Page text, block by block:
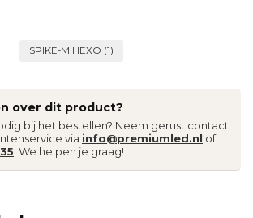
SPIKE-M HEXO (1)
over dit product?
bij het bestellen? Neem gerust contact
via info@premiumled.nl of
. We helpen je graag!